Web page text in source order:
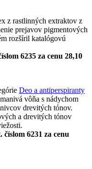
z rastlinných extraktov z
prejavov pigmentových
rozšíril katalógovú
6235 za cenu 28,10
Deo a antiperspiranty
vôňa s nádychom
drevitých tónov.
a drevitých tónov
6231 za cenu